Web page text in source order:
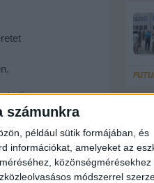
számunkra
például sütik formájában, és
információkat, amelyeket az
közönségmérésekhez
módszerrel
tartja.